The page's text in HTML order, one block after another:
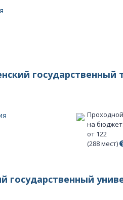
государственный
на бюджет:
от 122
(288 мест)
государственный